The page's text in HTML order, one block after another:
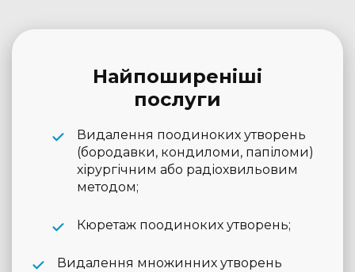
Найпоширеніші
послуги
Видалення поодиноких утворень
(бородавки, кондиломи, папіломи)
хірургічним або радіохвильовим
методом;
Кюретаж поодиноких утворень;
Видалення множинних утворень